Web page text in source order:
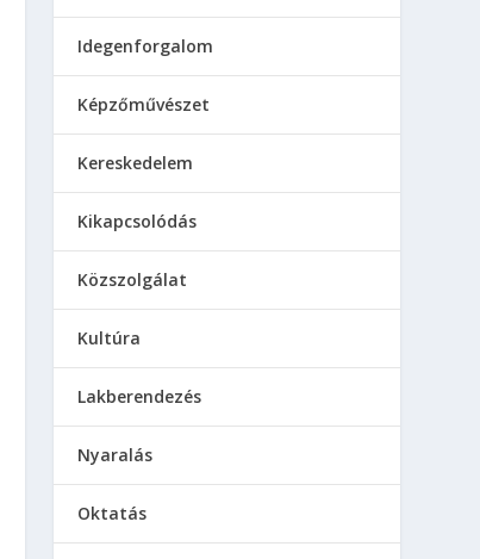
Idegenforgalom
Képzőművészet
Kereskedelem
Kikapcsolódás
Közszolgálat
Kultúra
Lakberendezés
Nyaralás
Oktatás